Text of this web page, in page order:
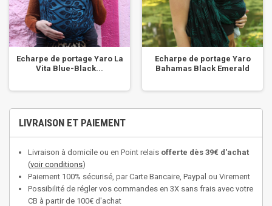
Echarpe de portage Yaro La
Vita Blue-Black...
Echarpe de portage Yaro
Bahamas Black Emerald
LIVRAISON ET PAIEMENT
Livraison à domicile ou en Point relais offerte dès 39€ d'achat
(voir conditions)
Paiement 100% sécurisé, par Carte Bancaire, Paypal ou Virement
Possibilité de régler vos commandes en 3X sans frais avec votre
CB à partir de 100€ d'achat